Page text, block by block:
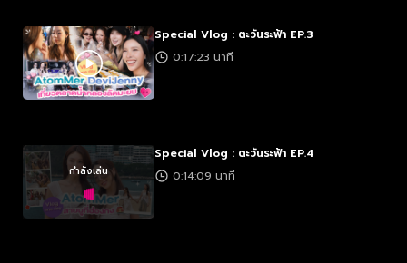
Special Vlog : ตะวันระฟ้า EP.3
0:17:23 นาที
กำลังเล่น
Special Vlog : ตะวันระฟ้า EP.4
0:14:09 นาที